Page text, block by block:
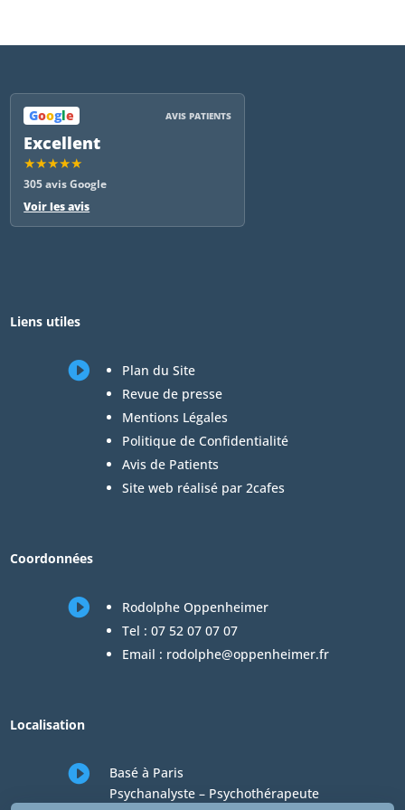
Google AVIS PATIENTS
Excellent
★★★★★
305 avis Google
Voir les avis
Liens utiles

Plan du Site
Revue de presse
Mentions Légales
Politique de Confidentialité
Avis de Patients
Site web réalisé par 2cafes
Coordonnées

Rodolphe Oppenheimer
Tel : 07 52 07 07 07
Email : rodolphe@oppenheimer.fr
Localisation

Basé à Paris
Psychanalyste – Psychothérapeute